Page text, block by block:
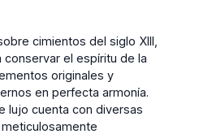
cimientos del siglo XIII,
conservar el espíritu de la
originales y
en perfecta armonía.
lujo cuenta con diversas